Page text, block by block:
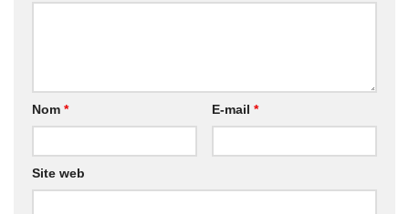
Nom * E-mail *
Site web